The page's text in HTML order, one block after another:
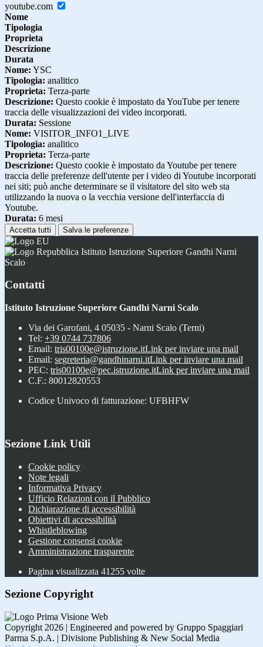
youtube.com
Nome
Tipologia
Proprieta
Descrizione
Durata
Nome: YSC
Tipologia: analitico
Proprieta: Terza-parte
Descrizione: Questo cookie è impostato da YouTube per tenere
traccia delle visualizzazioni dei video incorporati.
Durata: Sessione
Nome: VISITOR_INFO1_LIVE
Tipologia: analitico
Proprieta: Terza-parte
Descrizione: Questo cookie è impostato da Youtube per tenere
traccia delle preferenze dell'utente per i video di Youtube incorporati
nei siti; può anche determinare se il visitatore del sito web sta
utilizzando la nuova o la vecchia versione dell'interfaccia di
Youtube.
Durata: 6 mesi
Accetta tutti Salva le preferenze
Istituto Istruzione Superiore Gandhi Narni
Scalo
Contatti
Istituto Istruzione Superiore Gandhi Narni Scalo
Via dei Garofani, 4 05035 - Narni Scalo (Terni)
Tel: +39 0744 737806
Email: tris00100e@istruzione.itLink per inviare una mail
Email: segreteria@gandhinarni.itLink per inviare una mail
PEC: tris00100e@pec.istruzione.itLink per inviare una mail
C.F.: 80012820553
Codice Univoco di fatturazione: UFBHFW
Sezione Link Utili
Cookie policy
Note legali
Informativa Privacy
Ufficio Relazioni con il Pubblico
Dichiarazione di accessibilità
Obiettivi di accessibilità
Whistleblowing
Gestione consensi cookie
Amministrazione trasparente
Pagina visualizzata 41255 volte
Sezione Copyright
Copyright 2026 | Engineered and powered by Gruppo Spaggiari
Parma S.p.A. | Divisione Publishing & New Social Media